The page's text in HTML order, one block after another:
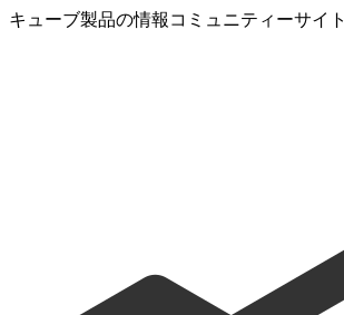
キューブ製品の情報コミュニティーサイト